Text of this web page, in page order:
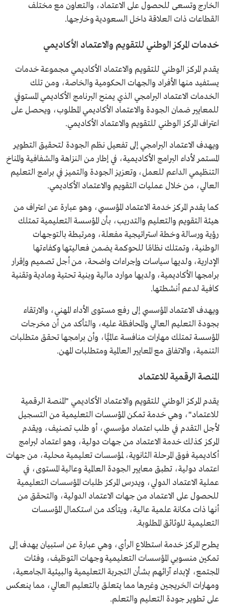
الخارج وتسعى للحصول على الاعتماد، والتعاون مع مختلف
القطاعات ذات العلاقة داخل السعودية وخارجها.
خدمات المركز الوطني للتقويم والاعتماد الأكاديمي
يقدم المركز الوطني للتقويم والاعتماد الأكاديمي مجموعة خدمات
يستفيد منها الأفراد والجهات الحكومية والخاصة، ومن تلك
الخدمات الاعتماد البرامجي الذي يمنح البرنامج الأكاديمي المستوفي
للمعايير ضمان الجودة والاعتماد الأكاديمي المطلوب، ويحصل على
اعتراف المركز الوطني للتقويم والاعتماد الأكاديمي.
ويهدف الاعتماد البرامجي إلى تفعيل نظم الجودة لتحقيق التطوير
المستمر لأداء البرامج الأكاديمية، في إطار من النزاهة والشفافية والمناخ
التنظيمي الداعم للعمل، وتعزيز الجودة والتميز في برامج التعليم
العالي، من خلال عمليات التقويم والاعتماد الأكاديمي.
كما يقدم المركز خدمة الاعتماد المؤسسي، وهو عبارة عن اعتراف من
هيئة التقويم والتعليم والتدريب، بأن المؤسسة التعليمية تمتلك
رؤية ورسالة وخطة استراتيجية مفعلة، ومرتبطة بالتوجهات
الوطنية، وتمتلك نظامًا للحوكمة يضمن فعاليتها وكفاءتها
الإدارية، ولديها سياسات وإجراءات واضحة، من أجل تصميم وإقرار
برامجها الأكاديمية، ولديها موارد مالية وبنية تحتية ومادية وتقنية
كافية لدعم أنشطتها.
ويهدف الاعتماد المؤسسي إلى رفع مستوى الأداء المهني، والارتقاء
بجودة التعليم العالي والمحافظة عليه، والتأكد من أن مخرجات
المؤسسة تمتلك مهارات منافسة عالميًّا، وأن برامجها تحقق متطلبات
التنمية، والاتفاق مع المعايير العالمية ومتطلبات المهن.
المنصة الرقمية للاعتماد
يقدم المركز الوطني للتقويم والاعتماد الأكاديمي "المنصة الرقمية
للاعتماد"، وهي خدمة تمكن المؤسسات التعليمية من التسجيل
لأجل التقدم في طلب اعتماد مؤسسي، أو طلب تصنيف، ويقدم
المركز كذلك خدمة الاعتماد من جهات دولية، وهو اعتماد لبرامج
أكاديمية فوق المرحلة الثانوية، لمؤسسات تعليمية محلية، من جهات
اعتماد دولية، تطبق معايير الجودة العالمية وعالية المستوى، في
عملية الاعتماد الدولي، ويدرس المركز طلبات المؤسسات التعليمية
للحصول على الاعتماد من جهات الاعتماد الدولية، والتحقق من
أنها ذات مكانة علمية عالية، ويتأكد من استكمال المؤسسات
التعليمية للوثائق المطلوبة.
يطرح المركز خدمة استطلاع الرأي، وهي عبارة عن استبيان يهدف إلى
تمكين منسوبي المؤسسات التعليمية وجهات التوظيف، وفئات
المجتمع، لإبداء آرائهم بشأن التجربة التعليمية والبيئية الجامعية،
ومهارات الخريجين وغيرها مما يتعلق بالتعليم العالي، مما ينعكس
على تطوير جودة التعليم والتعلم.